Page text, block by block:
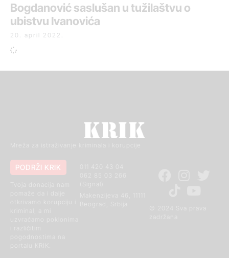
Bogdanović saslušan u tužilaštvu o
ubistvu Ivanovića
20. april 2022.
Mreža za istraživanje kriminala i korupcije
© 2024 Sva prava
011 420 43 04
Makenzijeva 46, 11111
PODRŽI KRIK
otkrivamo korupciju i
kriminal, a mi
uzvraćamo poklonima
i različitim
pogodnostima na
portalu KRIK.